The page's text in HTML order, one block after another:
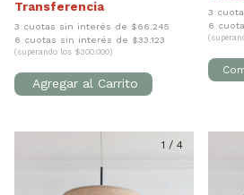
3 cuotas sin interés de $66.245
6 cuotas sin interés de $33.123
(superando los $300.000)
3
6
1 / 4